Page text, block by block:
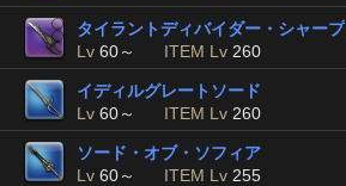
タイラントディバイダー・シャープ
Lv 60～ ITEM Lv 260
イディルグレートソード
Lv 60～ ITEM Lv 260
ソード・オブ・ソフィア
Lv 60～ ITEM Lv 255